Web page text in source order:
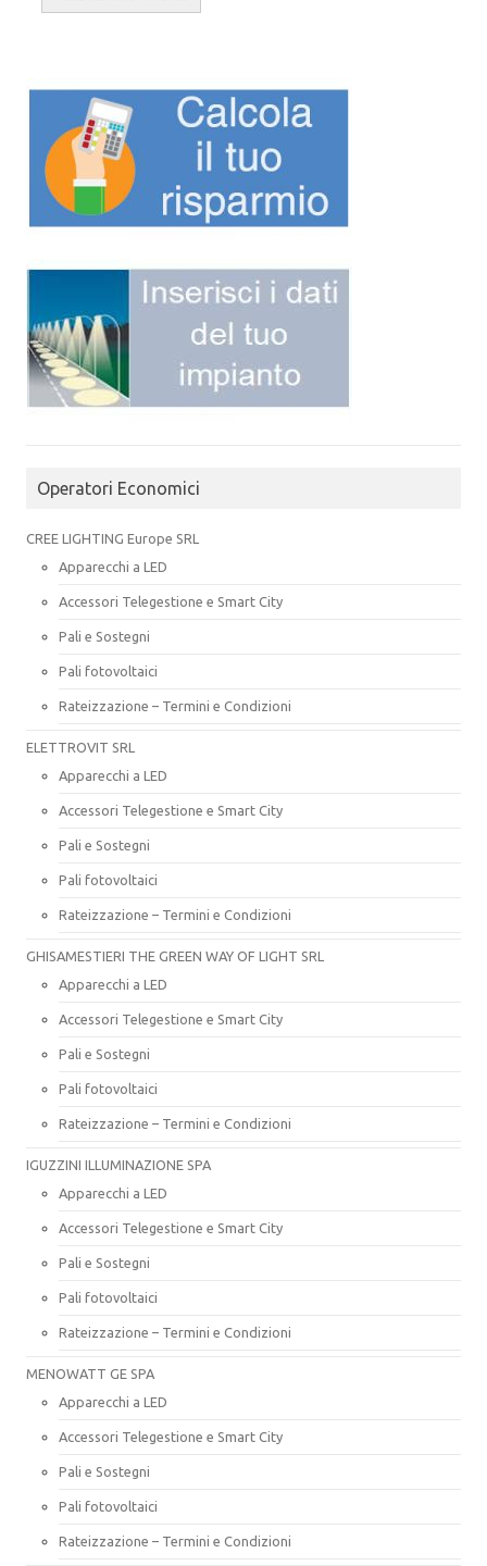
Operatori Economici
CREE LIGHTING Europe SRL
Apparecchi a LED
Accessori Telegestione e Smart City
Pali e Sostegni
Pali fotovoltaici
Rateizzazione – Termini e Condizioni
ELETTROVIT SRL
Apparecchi a LED
Accessori Telegestione e Smart City
Pali e Sostegni
Pali fotovoltaici
Rateizzazione – Termini e Condizioni
GHISAMESTIERI THE GREEN WAY OF LIGHT SRL
Apparecchi a LED
Accessori Telegestione e Smart City
Pali e Sostegni
Pali fotovoltaici
Rateizzazione – Termini e Condizioni
IGUZZINI ILLUMINAZIONE SPA
Apparecchi a LED
Accessori Telegestione e Smart City
Pali e Sostegni
Pali fotovoltaici
Rateizzazione – Termini e Condizioni
MENOWATT GE SPA
Apparecchi a LED
Accessori Telegestione e Smart City
Pali e Sostegni
Pali fotovoltaici
Rateizzazione – Termini e Condizioni